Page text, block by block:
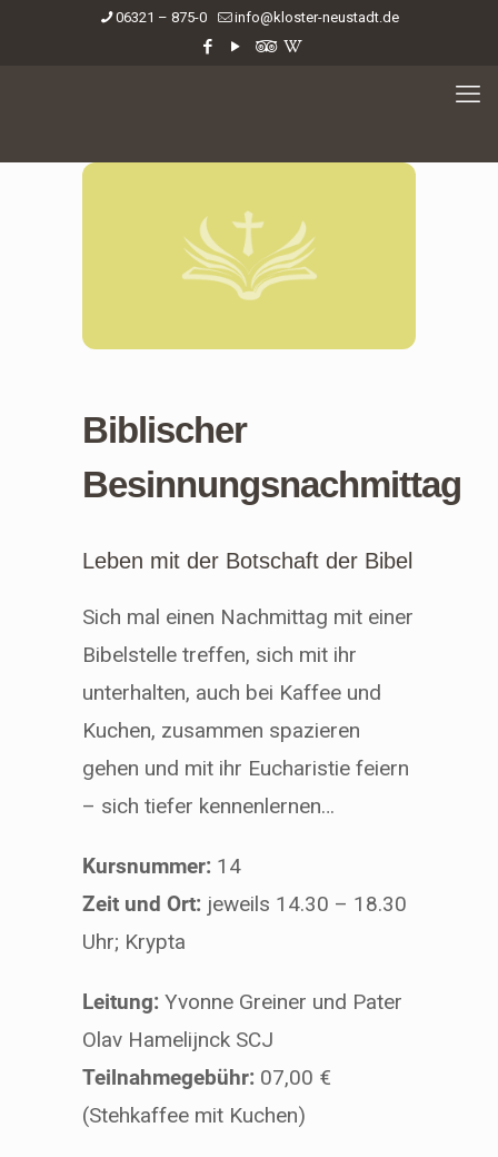
06321 – 875-0 info@kloster-neustadt.de
Biblischer
Besinnungsnachmittag
Leben mit der Botschaft der Bibel
Sich mal einen Nachmittag mit einer
Bibelstelle treffen, sich mit ihr
unterhalten, auch bei Kaffee und
Kuchen, zusammen spazieren
gehen und mit ihr Eucharistie feiern
– sich tiefer kennenlernen…
Kursnummer: 14
Zeit und Ort: jeweils 14.30 – 18.30
Uhr; Krypta
Leitung: Yvonne Greiner und Pater
Olav Hamelijnck SCJ
Teilnahmegebühr: 07,00 €
(Stehkaffee mit Kuchen)